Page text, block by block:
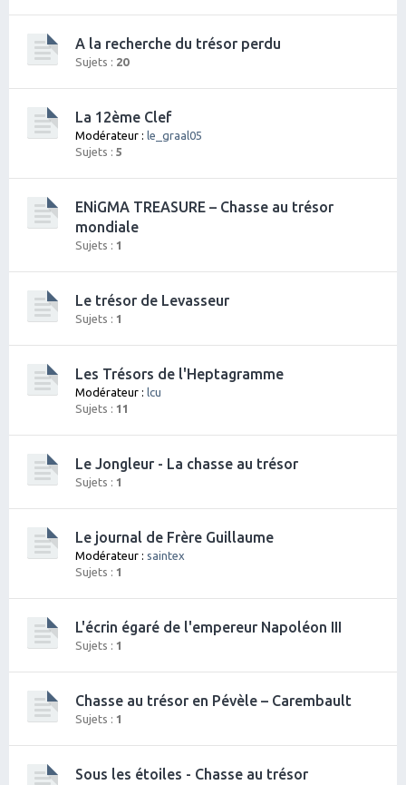
A la recherche du trésor perdu
Sujets : 20
La 12ème Clef
Modérateur : le_graal05
Sujets : 5
ENiGMA TREASURE – Chasse au trésor
mondiale
Sujets : 1
Le trésor de Levasseur
Sujets : 1
Les Trésors de l'Heptagramme
Modérateur : lcu
Sujets : 11
Le Jongleur - La chasse au trésor
Sujets : 1
Le journal de Frère Guillaume
Modérateur : saintex
Sujets : 1
L'écrin égaré de l'empereur Napoléon III
Sujets : 1
Chasse au trésor en Pévèle – Carembault
Sujets : 1
Sous les étoiles - Chasse au trésor